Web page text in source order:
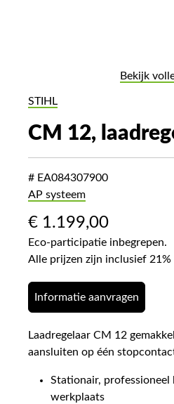
Bekijk
STIHL
CM 12,
# EA084307900
AP systeem
€ 1.199,00
Eco-participatie inbegrepen.
Alle prijzen zijn inclusief 21%
Informatie aanvragen
Laadregelaar CM 12
aansluiten op één
Stationair, professioneel
werkplaats